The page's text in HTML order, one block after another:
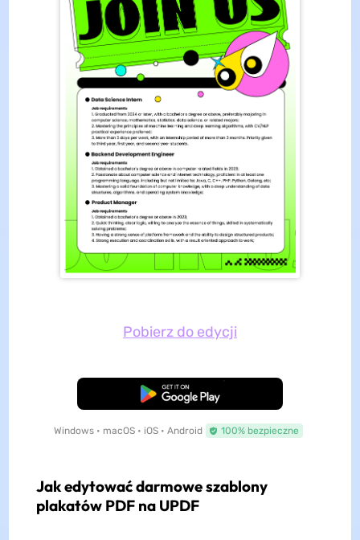
Pobierz do edycji
Pobierz za darmo
Windows • macOS • iOS • Android 100% bezpieczne
Jak edytować darmowe szablony
plakatów PDF na UPDF